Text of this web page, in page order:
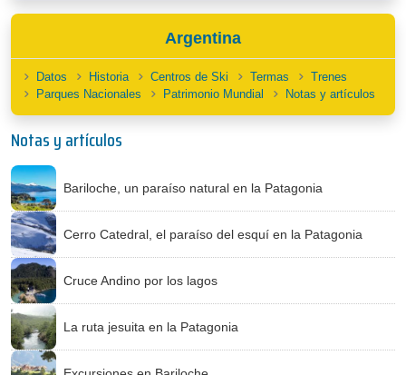
Argentina
Datos Historia Centros de Ski Termas
Trenes
Parques Nacionales
Patrimonio Mundial Notas y artículos
Notas y artículos
Bariloche, un paraíso natural en la Patagonia
Cerro Catedral, el paraíso del esquí en la Patagonia
Cruce Andino por los lagos
La ruta jesuita en la Patagonia